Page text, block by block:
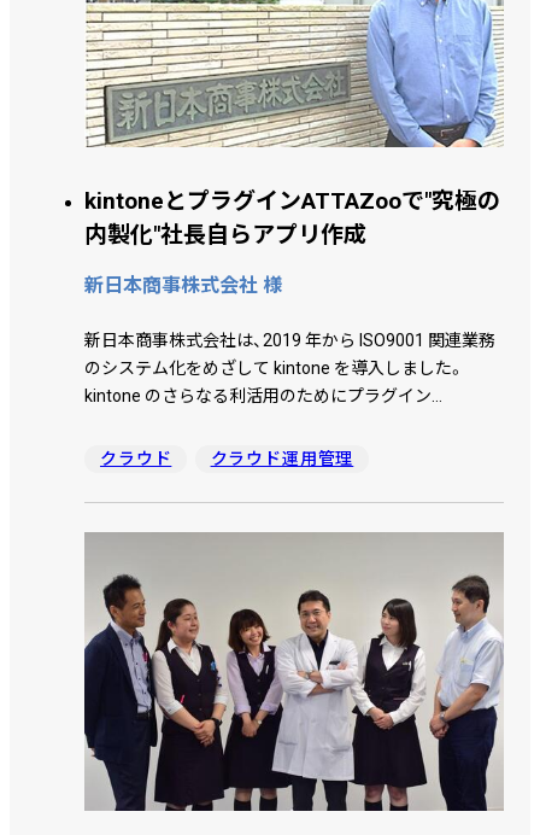
kintoneとプラグインATTAZooで"究極の
内製化"社長自らアプリ作成
新日本商事株式会社 様
新日本商事株式会社は、2019 年から ISO9001 関連業務
のシステム化をめざして kintone を導入しました。
kintone のさらなる利活用のためにプラグイン
kintone アプリ間の同期に課題を感じ、アプリ同士の情
に出会いました。リーズナブルな価格と ＪＢＡＴへの
好感から導入を決定。これが、受注前活動に重要な役割
の向上を実現しました。 従業員の作業費用に置き換え
ると、「ATTAZoo＋」と「ATTAZoo U 」の活用で、従業員
の作業費に置き換えると、2 つで 140 万円の削減効果が
あったと 語る代表取締役の安部氏。導入 3年で
ISO9001 関連業務のシステム化を果たした同社は、この
先奉行クラウドと kintone の自動連携を予定していま
す。
クラウド クラウド運用管理